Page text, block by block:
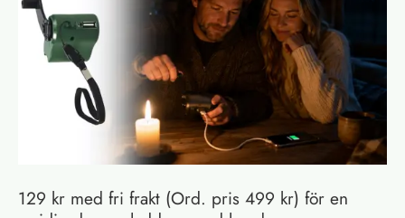
129 kr med fri frakt (Ord. pris 499 kr) för en